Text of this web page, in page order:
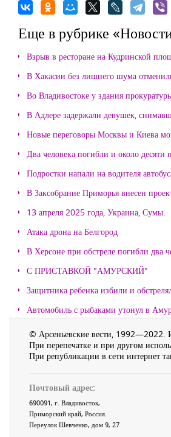
Еще в рубрике
Взрыв в ресторане на Кудринской
В Хакасии без лишнего шума
Во Владивостоке у здания
В Адлере задержали девушек,
Новые переговоры Москвы и Киева
Два человека погибли и около десяти
Подростки напали на водителя
В Заксобрание Приморья внесен
13 апреля 2025 года, Украина, Сумы.
Атака дрона на Белгород
В Херсоне при обстреле погибли два
С ПРИСТАВКОЙ "АМУРСКИЙ"
Защитника ребенка избили и
Автомобиль с рыбаками утонул в
© Арсеньевские вести, 1992—2022.
При перепечатке и при другом
При републикации в сети интернет
Почтовый адрес:
690091, г. Владивосток,
Приморский край, Россия.
Переулок Шевченко, дом 9, 27